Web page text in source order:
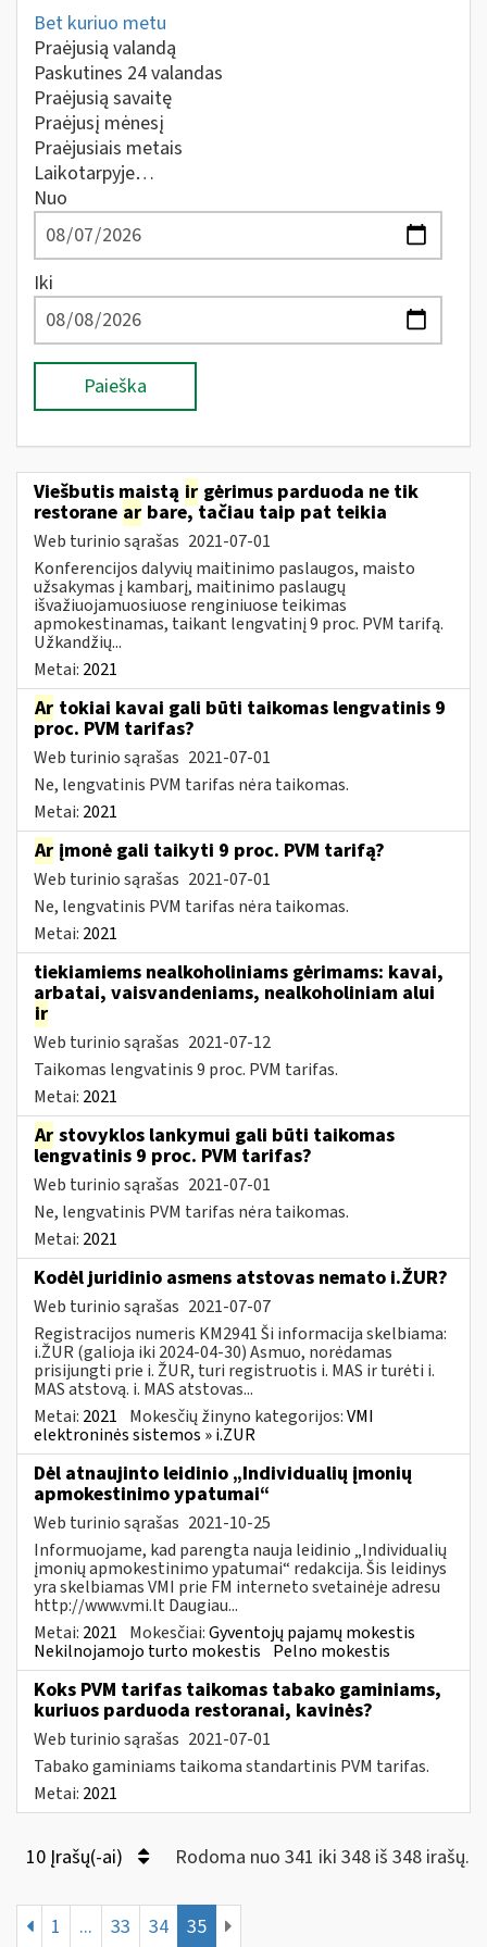
Bet kuriuo metu
Praėjusią valandą
Paskutines 24 valandas
Praėjusią savaitę
Praėjusį mėnesį
Praėjusiais metais
Laikotarpyje…
Nuo
Iki
Paieška
Viešbutis maistą ir gėrimus parduoda ne tik
restorane ar bare, tačiau taip pat teikia
Web turinio sąrašas 2021-07-01
Konferencijos dalyvių maitinimo paslaugos, maisto
užsakymas į kambarį, maitinimo paslaugų
išvažiuojamuosiuose renginiuose teikimas
apmokestinamas, taikant lengvatinį 9 proc. PVM tarifą.
Užkandžių...
Metai: 2021
Ar tokiai kavai gali būti taikomas lengvatinis 9
proc. PVM tarifas?
Web turinio sąrašas 2021-07-01
Ne, lengvatinis PVM tarifas nėra taikomas.
Metai: 2021
Ar įmonė gali taikyti 9 proc. PVM tarifą?
Web turinio sąrašas 2021-07-01
Ne, lengvatinis PVM tarifas nėra taikomas.
Metai: 2021
tiekiamiems nealkoholiniams gėrimams: kavai,
arbatai, vaisvandeniams, nealkoholiniam alui
ir
Web turinio sąrašas 2021-07-12
Taikomas lengvatinis 9 proc. PVM tarifas.
Metai: 2021
Ar stovyklos lankymui gali būti taikomas
lengvatinis 9 proc. PVM tarifas?
Web turinio sąrašas 2021-07-01
Ne, lengvatinis PVM tarifas nėra taikomas.
Metai: 2021
Kodėl juridinio asmens atstovas nemato i.ŽUR?
Web turinio sąrašas 2021-07-07
Registracijos numeris KM2941 Ši informacija skelbiama:
i.ŽUR (galioja iki 2024-04-30) Asmuo, norėdamas
prisijungti prie i. ŽUR, turi registruotis i. MAS ir turėti i.
MAS atstovą. i. MAS atstovas...
Metai: 2021 Mokesčių žinyno kategorijos:VMI
elektroninės sistemos » i.ZUR
Dėl atnaujinto leidinio „Individualių įmonių
apmokestinimo ypatumai“
Web turinio sąrašas 2021-10-25
Informuojame, kad parengta nauja leidinio „Individualių
įmonių apmokestinimo ypatumai“ redakcija. Šis leidinys
yra skelbiamas VMI prie FM interneto svetainėje adresu
http://www.vmi.lt Daugiau...
Metai: 2021 Mokesčiai:Gyventojų pajamų mokestis
Nekilnojamojo turto mokestis Pelno mokestis
Koks PVM tarifas taikomas tabako gaminiams,
kuriuos parduoda restoranai, kavinės?
Web turinio sąrašas 2021-07-01
Tabako gaminiams taikoma standartinis PVM tarifas.
Metai: 2021
10 Įrašų(-ai) Rodoma nuo 341 iki 348 iš 348 irašų.
1 ... 33 34 35